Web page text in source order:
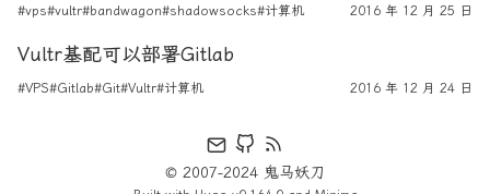
#vps#vultr#bandwagon#shadowsocks#计算机 2016 年 12 月 25 日
Vultr基配可以部署Gitlab
#VPS#Gitlab#Git#Vultr#计算机 2016 年 12 月 24 日
© 2007-2024 鬼马妖刀